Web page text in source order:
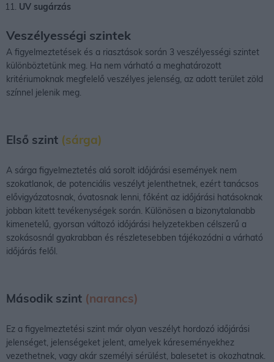
UV sugárzás
Veszélyességi szintek
A figyelmeztetések és a riasztások során 3 veszélyességi szintet
különböztetünk meg. Ha nem várható a meghatározott
kritériumoknak megfelelő veszélyes jelenség, az adott terület zöld
színnel jelenik meg.
Első szint (sárga)
A sárga figyelmeztetés alá sorolt időjárási események nem
szokatlanok, de potenciális veszélyt jelenthetnek, ezért tanácsos
elővigyázatosnak, óvatosnak lenni, főként az időjárási hatásoknak
jobban kitett tevékenységek során. Különösen a bizonytalanabb
kimenetelű, gyorsan változó időjárási helyzetekben célszerű a
szokásosnál gyakrabban és részletesebben tájékozódni a várható
időjárás felől.
Második szint (narancs)
Ez a figyelmeztetési szint már olyan veszélyt hordozó időjárási
jelenséget, jelenségeket jelent, amelyek káreseményekhez
vezethetnek, vagy akár személyi sérülést, balesetet is okozhatnak.